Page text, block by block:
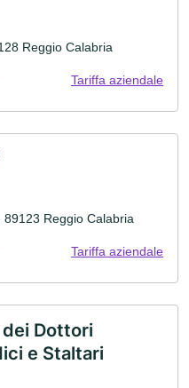
Reggio Calabria
Tariffa aziendale
Reggio Calabria
Tariffa aziendale
Dottori
e Staltari